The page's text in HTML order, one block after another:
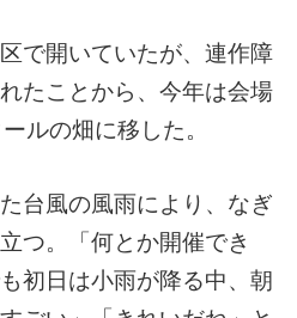
で開いていたが、連作障
たことから、今年は会場
ルの畑に移した。
台風の風雨により、なぎ
つ。「何とか開催でき
初日は小雨が降る中、朝